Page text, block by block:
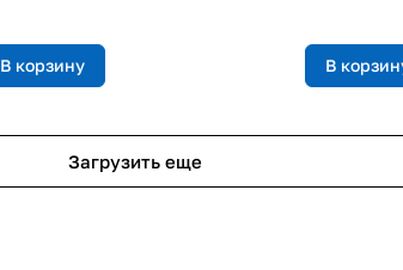
В корзину В
Загрузить еще